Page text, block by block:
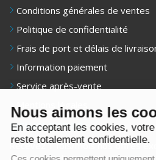
Conditions générales de ventes
Politique de confidentialité
Frais de port et délais de
Information paiement
Service après-vente
Mentions légales
NEWSLETTER
Recevez 1 fois/mois nos offres
Nous aimons les
En acceptant les cookies,
reste totalement confidentielle.